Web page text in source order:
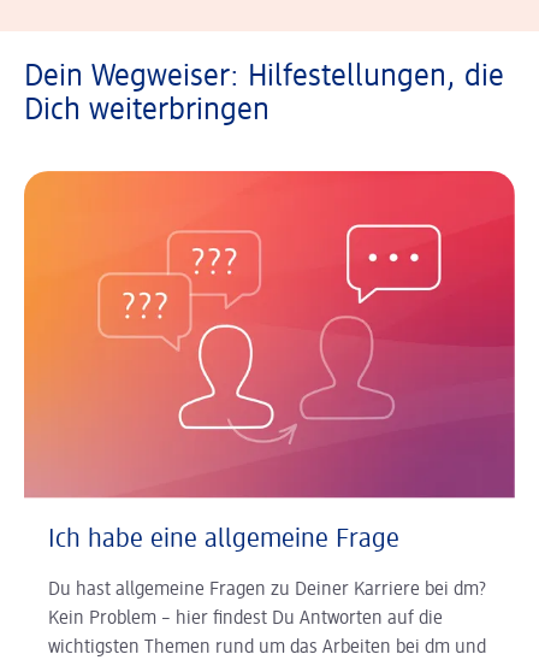
Dein Wegweiser: Hilfestellungen, die
Dich weiterbringen
Ich habe eine allgemeine Frage
Du hast allgemeine Fragen zu Deiner Karriere bei dm?
Kein Problem – hier findest Du Antworten auf die
wichtigsten Themen rund um das Arbeiten bei dm und